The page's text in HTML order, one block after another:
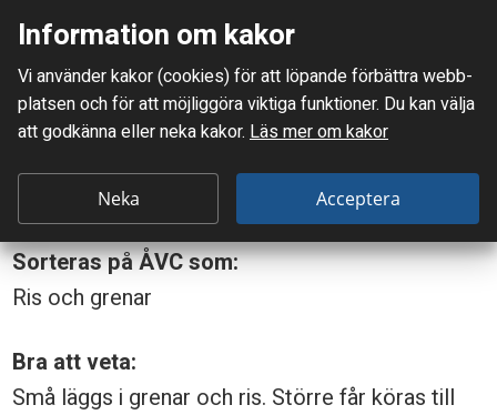
Mellanskånes Renhållnings AB
Du är här: Stubbe fri från jord
S
u
b
b
e
Stubbe fri från jord
Sorteras på ÅVC som:
Ris och grenar
Bra att veta:
Små läggs i grenar och ris. Större får köras till
Information om kakor
Vi använder kakor (cookies) för att löpande förbättra webb­
platsen och för att möjlig­göra viktiga funktioner. Du kan välja
att godkänna eller neka kakor. Läs mer om kakor
Neka Acceptera